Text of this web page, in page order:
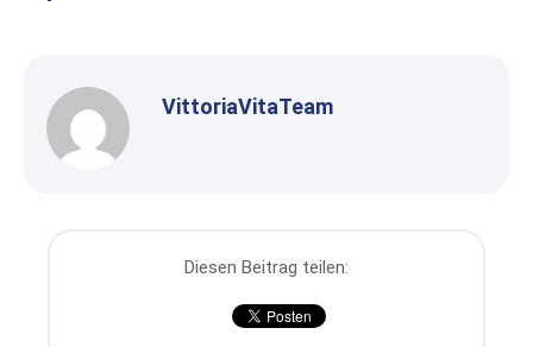
VittoriaVitaTeam
Diesen Beitrag teilen: